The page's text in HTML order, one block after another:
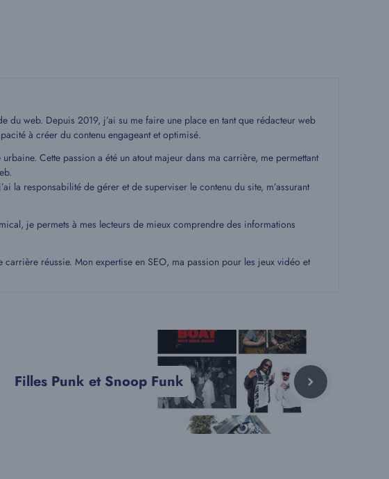
du web. Depuis 2019, j’ai su me faire une place en tant que rédacteur web
à créer du contenu engageant et optimisé.
Cette passion a été un atout majeur dans ma carrière, me permettant
la responsabilité de gérer et de superviser le contenu du site, m’assurant
je permets à mes lecteurs de mieux comprendre des informations
réussie. Mon expertise en SEO, ma passion pour les jeux vidéo et
Filles Punk et Snoop Funk